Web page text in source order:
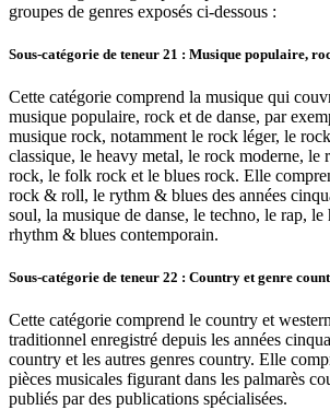
groupes de genres exposés ci-dessous :
Sous-catégorie de teneur 21 : Musique populaire,
Cette catégorie comprend la musique qui
musique populaire, rock et de danse, par
musique rock, notamment le rock léger, le
classique, le heavy metal, le rock moderne, le
rock, le folk rock et le blues rock. Elle
rock & roll, le rythm & blues des années
soul, la musique de danse, le techno, le rap,
rhythm & blues contemporain.
Sous-catégorie de teneur 22 : Country et genre
Cette catégorie comprend le country et
traditionnel enregistré depuis les années
country et les autres genres country. Elle
pièces musicales figurant dans les palmarès
publiés par des publications spécialisées.